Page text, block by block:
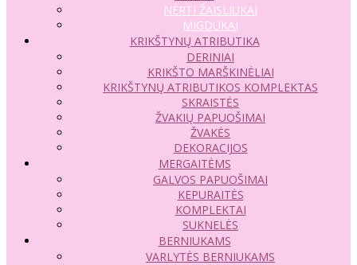
NERTI ŽAISLIUKAI
MIGDUKAI
KRIKŠTYNŲ ATRIBUTIKA
DERINIAI
KRIKŠTO MARŠKINĖLIAI
KRIKŠTYNŲ ATRIBUTIKOS KOMPLEKTAS
SKRAISTĖS
ŽVAKIŲ PAPUOŠIMAI
ŽVAKĖS
DEKORACIJOS
MERGAITĖMS
GALVOS PAPUOŠIMAI
KEPURAITĖS
KOMPLEKTAI
SUKNELĖS
BERNIUKAMS
VARLYTĖS BERNIUKAMS